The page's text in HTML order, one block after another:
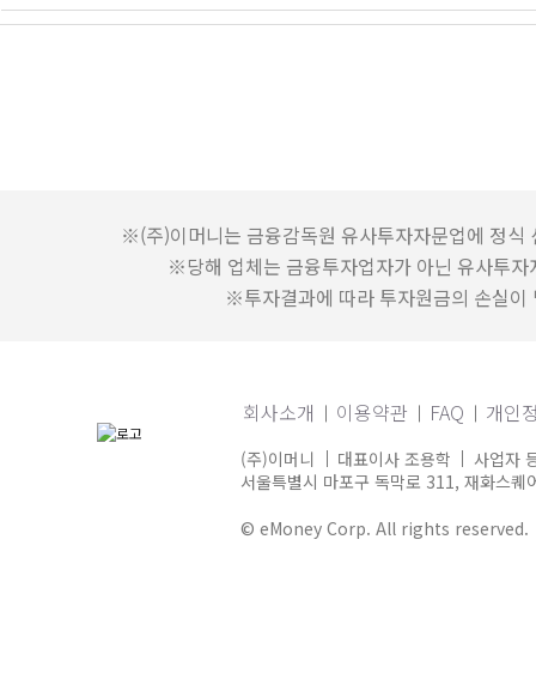
※(주)이머니는 금융감독원 유사투자자문업에 정식
※당해 업체는 금융투자업자가 아닌 유사투
※투자결과에 따라 투자원금의 손실이
회사소개 이용약관 FAQ 개인
(주)이머니 대표이사 조용학
사업자
서울특별시 마포구 독막로 311, 재화스
© eMoney Corp. All rights reserved.